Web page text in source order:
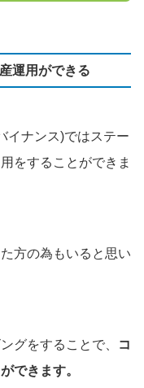
運用ができる
イナンス)ではステー
をすることができま
方の為もいると思い
グをすることで、
コ
できます。